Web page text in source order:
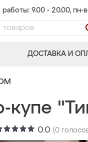
работы: 9.00 - 20.00, пн-
ДОСТАВКА И
купе
0.0 (0